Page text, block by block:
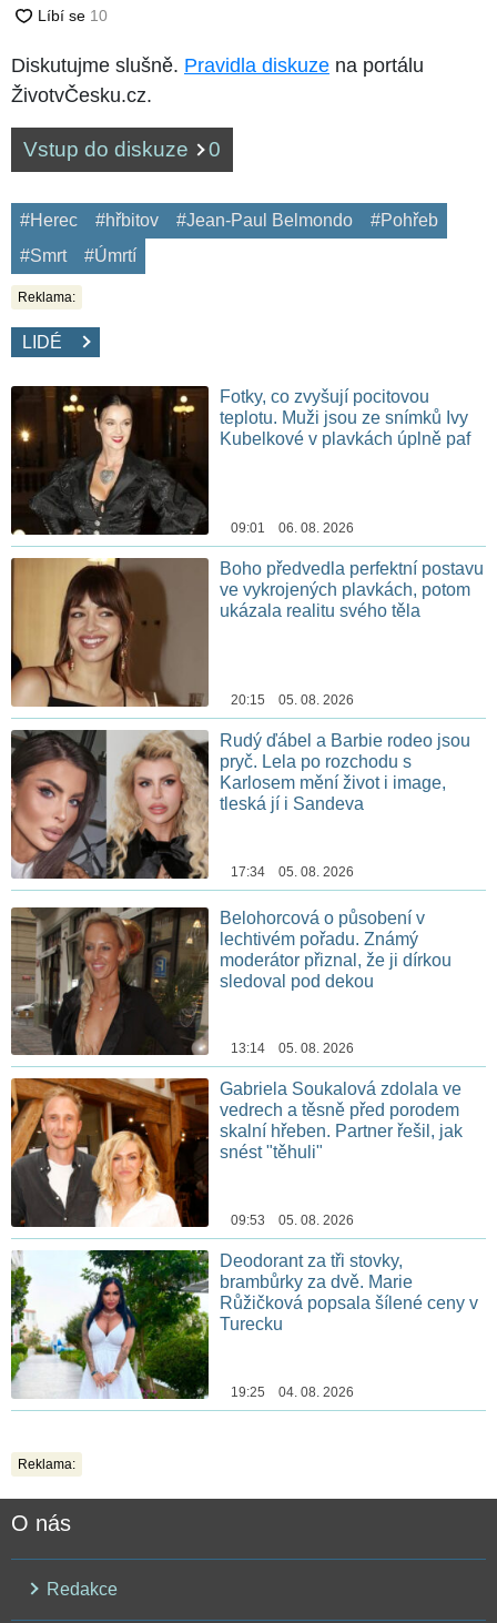
Diskutujme slušně. Pravidla diskuze na portálu
ŽivotvČesku.cz.
Vstup do diskuze 0
#Herec #hřbitov #Jean-Paul Belmondo
#Pohřeb
#Smrt
#Úmrtí
Reklama:
LIDÉ
Fotky, co zvyšují pocitovou
teplotu. Muži jsou ze snímků Ivy
Kubelkové v plavkách úplně paf
09:01 06. 08. 2026
Boho předvedla perfektní postavu
ve vykrojených plavkách, potom
ukázala realitu svého těla
20:15 05. 08. 2026
Rudý ďábel a Barbie rodeo jsou
pryč. Lela po rozchodu s
Karlosem mění život i image,
tleská jí i Sandeva
17:34 05. 08. 2026
Belohorcová o působení v
lechtivém pořadu. Známý
moderátor přiznal, že ji dírkou
sledoval pod dekou
13:14 05. 08. 2026
Gabriela Soukalová zdolala ve
vedrech a těsně před porodem
skalní hřeben. Partner řešil, jak
snést "těhuli"
09:53 05. 08. 2026
Deodorant za tři stovky,
brambůrky za dvě. Marie
Růžičková popsala šílené ceny v
Turecku
19:25 04. 08. 2026
Reklama:
O nás
Redakce